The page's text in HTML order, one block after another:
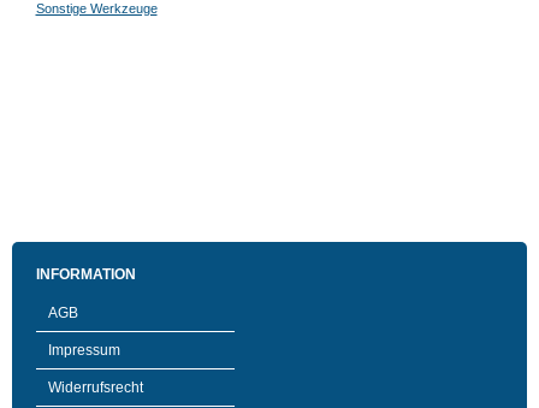
Sonstige Werkzeuge
INFORMATION
AGB
Impressum
Widerrufsrecht